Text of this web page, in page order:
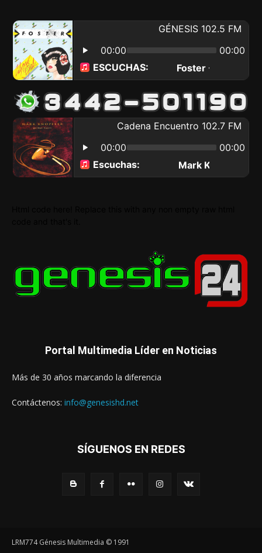
Portal Multimedia Líder en Noticias
Más de 30 años marcando la diferencia
Contáctenos: info@genesishd.net
SÍGUENOS EN REDES
LRM774 Génesis Multimedia © 1991